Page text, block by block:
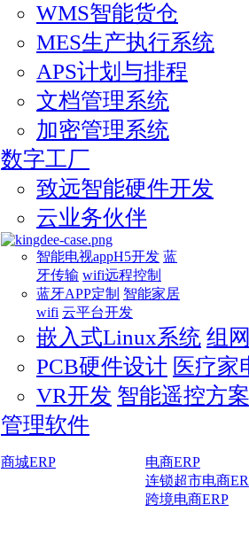
WMS智能货仓
MES生产执行系统
APS计划与排程
文档管理系统
加密管理系统
数字工厂
致远智能硬件开发
云业务伙伴
智能电视appH5开发 蓝
牙传输 wifi远程控制
蓝牙APP定制 智能家居
wifi 云平台开发
嵌入式Linux系统 组
PCB硬件设计 医疗家
VR开发 智能遥控方案
管理软件
商城ERP
电商ERP
连锁超市电商
跨境电商ERP